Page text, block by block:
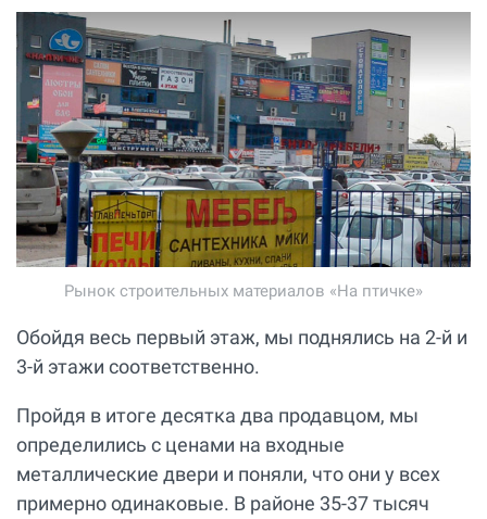
Рынок строительных материалов «На птичке»
Обойдя весь первый этаж, мы поднялись на 2-й и
3-й этажи соответственно.
Пройдя в итоге десятка два продавцом, мы
определились с ценами на входные
металлические двери и поняли, что они у всех
примерно одинаковые. В районе 35-37 тысяч